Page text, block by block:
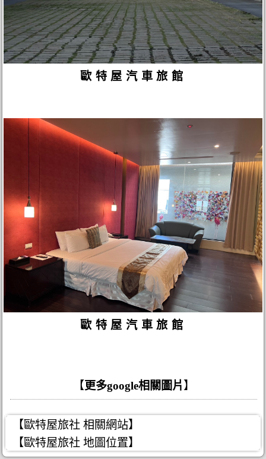
歐特屋汽車旅館
歐特屋汽車旅館
【更多google相關圖片 】
【歐特屋旅社 相關網站】
【歐特屋旅社 地圖位置】